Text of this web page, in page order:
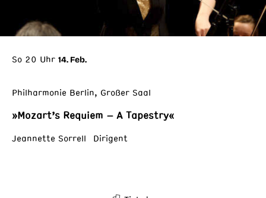
So 20 Uhr 14. Feb.
Philharmonie Berlin, Großer Saal
»Mozart’s Requiem – A Tapestry«
Jeannette Sorrell Dirigent